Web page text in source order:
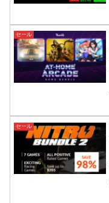
セール
セール